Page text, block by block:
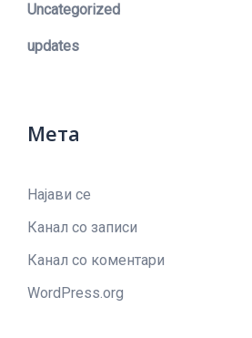
Uncategorized
updates
Мета
Најави се
Канал со записи
Канал со коментари
WordPress.org